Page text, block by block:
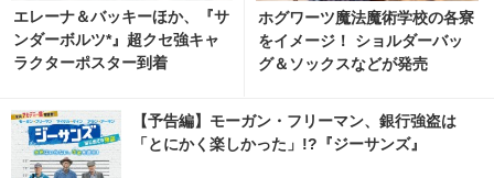
エレーナ＆バッキーほか、『サ
ンダーボルツ*』超クセ強キャ
ラクターポスター到着
ホグワーツ魔法魔術学校の各寮
をイメージ！ ショルダーバッ
グ＆ソックスなどが発売
【予告編】モーガン・フリーマン、銀行強盗は
「とにかく楽しかった」!?『ジーサンズ』